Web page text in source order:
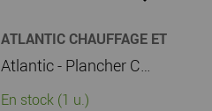
ATLANTIC CHAUFFAGE ET
Atlantic - Plancher Chauffant Domocable L85 0850W (Kit Cable) (120085)
En stock (1 u.)